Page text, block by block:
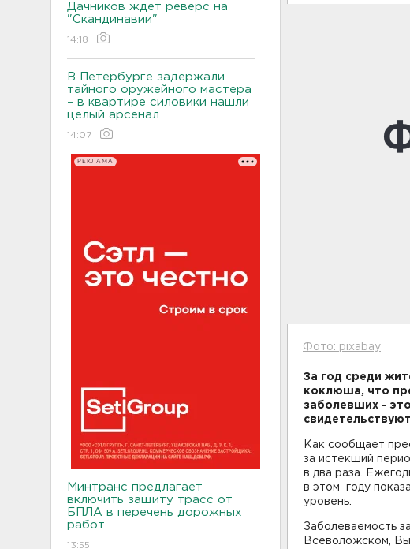
Дачников ждет реверс на
"Скандинавии"
14:18
В Петербурге задержали
тайного оружейного мастера
– в квартире силовики нашли
целый арсенал
14:07
РЕКЛАМА
Минтранс предлагает
включить защиту трасс от
БПЛА в перечень дорожных
работ
13:55
Фото: pixabay
За год среди
коклюша, что
заболевших -
Как сообщает
за истекший
в два раза.
в этом году
уровень.
Заболеваемость
Всеволожском,